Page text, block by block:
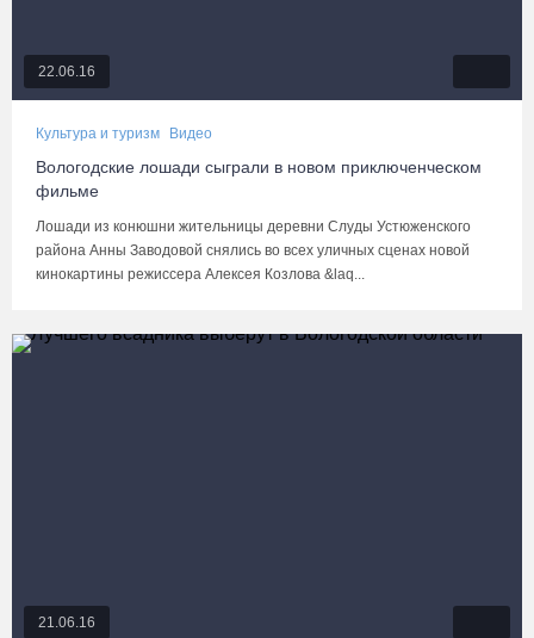
22.06.16
Культура и туризм Видео
Вологодские лошади сыграли в новом приключенческом
фильме
Лошади из конюшни жительницы деревни Слуды Устюженского
района Анны Заводовой снялись во всех уличных сценах новой
кинокартины режиссера Алексея Козлова &laq...
21.06.16